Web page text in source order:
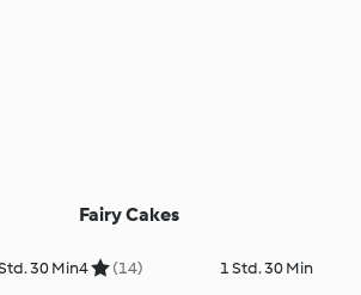
30 Min
Fairy Cakes
4 (14) 1 Std. 30 Min